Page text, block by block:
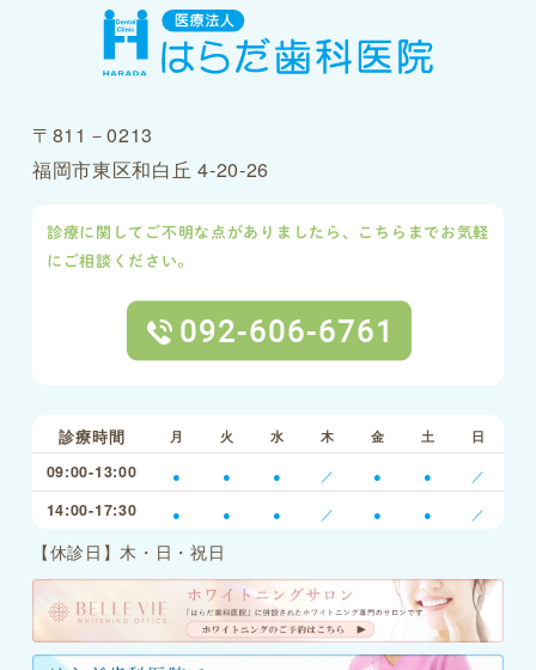
〒811－0213
福岡市東区和白丘 4-20-26
診療に関してご不明な点がありましたら、こちらまでお気軽
にご相談ください。
診療時間 月 火 水 木 金 土 日
09:00-13:00 ● ● ● ／ ● ● ／
14:00-17:30 ● ● ● ／ ● ● ／
【休診日】木・日・祝日